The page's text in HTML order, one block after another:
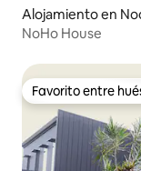
Alojamiento en
NoHo House
Favorito entre
Favorito entre